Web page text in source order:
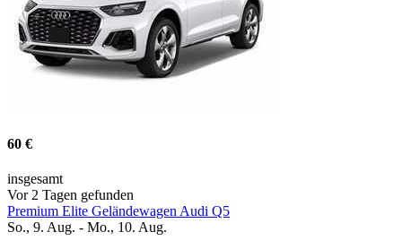
60 €
insgesamt
Vor 2 Tagen gefunden
Premium Elite Geländewagen Audi Q5
So., 9. Aug. - Mo., 10. Aug.